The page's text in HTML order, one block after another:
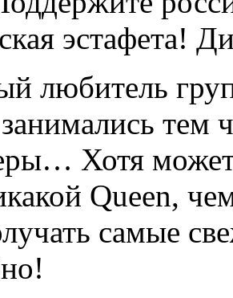
эстафета!
любитель
тем
Хотя
Queen,
самые